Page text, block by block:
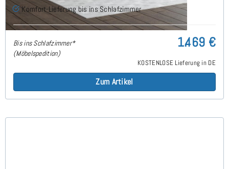
Komfort-Lieferung bis ins Schlafzimmer
Bis ins Schlafzimmer*
(Möbelspedition)
1.469 €
KOSTENLOSE Lieferung in DE
Zum Artikel